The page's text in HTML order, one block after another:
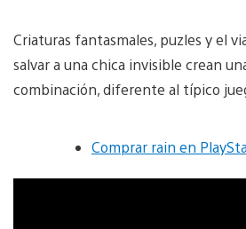
Criaturas fantasmales, puzles y el
salvar a una chica invisible crean
combinación, diferente al típico
Comprar rain en